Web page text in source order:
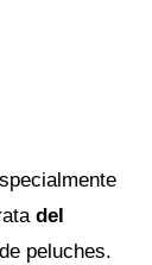
del
peluches.